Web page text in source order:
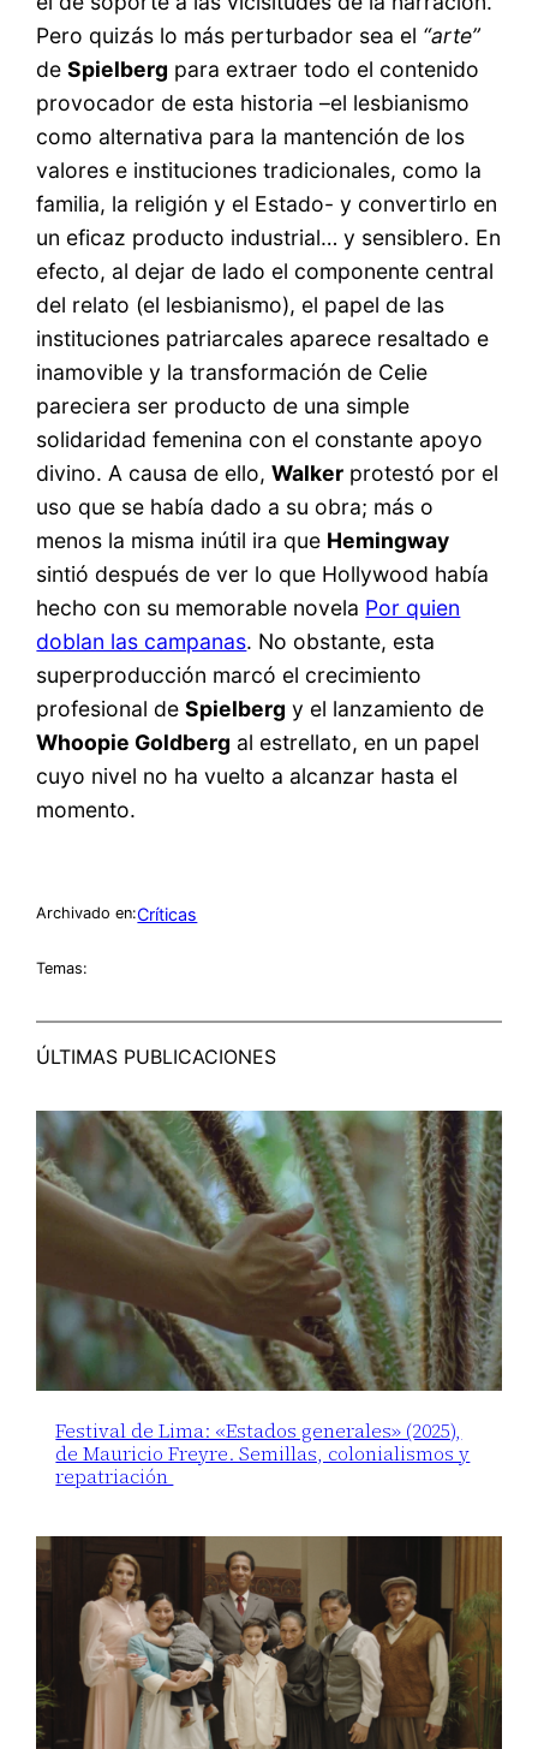
Pero quizás lo más perturbador sea el “arte”
deSpielberg para extraer todo el contenido
provocador de esta historia –el lesbianismo
como alternativa para la mantención de los
valores e instituciones tradicionales, como la
familia, la religión y el Estado- y convertirlo en
un eficaz producto industrial… y sensiblero. En
efecto, al dejar de lado el componente central
del relato (el lesbianismo), el papel de las
instituciones patriarcales aparece resaltado e
inamovible y la transformación de Celie
pareciera ser producto de una simple
solidaridad femenina con el constante apoyo
divino. A causa de ello,Walker protestó por el
uso que se había dado a su obra; más o
menos la misma inútil ira que Hemingway
sintió después de ver lo que Hollywood había
hecho con su memorable novela Por quien
doblan las campanas. No obstante, esta
superproducción marcó el crecimiento
profesional deSpielberg y el lanzamiento de
Whoopie Goldberg al estrellato, en un papel
cuyo nivel no ha vuelto a alcanzar hasta el
momento.
Archivado en:Críticas
Temas:
ÚLTIMAS PUBLICACIONES
Festival de Lima: «Estados generales» (2025),
de Mauricio Freyre. Semillas, colonialismos y
repatriación